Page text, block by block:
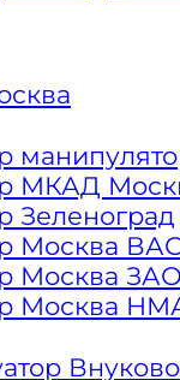
МКАД
Зеленоград
Москва
Москва
Москва
Внуково